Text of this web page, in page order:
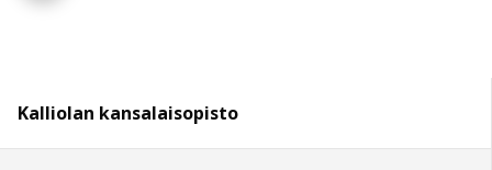
Kalliolan kansalaisopisto